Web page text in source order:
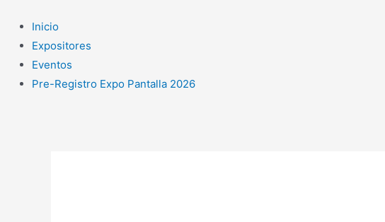
Inicio
Expositores
Eventos
Pre-Registro Expo Pantalla 2026